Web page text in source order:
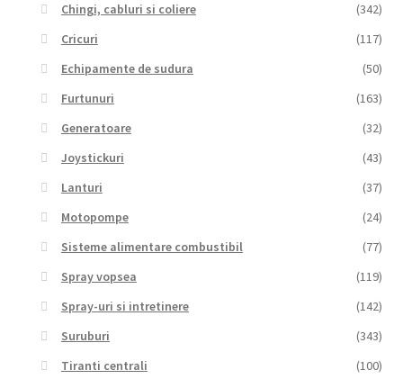
Chingi, cabluri si coliere
(342)
Cricuri
(117)
Echipamente de sudura
(50)
Furtunuri
(163)
Generatoare
(32)
Joystickuri
(43)
Lanturi
(37)
Motopompe
(24)
Sisteme alimentare combustibil
(77)
Spray vopsea
(119)
Spray-uri si intretinere
(142)
Suruburi
(343)
Tiranti centrali
(100)